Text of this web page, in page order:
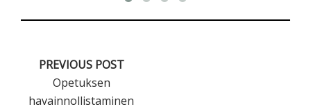
PREVIOUS POST
Opetuksen
havainnollistaminen